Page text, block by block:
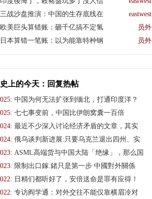
三战沙盘推演：中国的生存底线在 eastwest
欧美巨头算错账：砸千亿搞不定氢 员外
日本算错一笔账：以为能靠特种钢 员外
上的今天：回复热帖
中国为何无法扩张到缅北，打通印度洋？
七七事变前，中国比伊朗窝囊一百倍
最近不少深入讨论经济矛盾的文章，其实
俄乌谈判新进展:只要乌克兰退出四州、实
ASML高端货与中国大陆「绝缘」，那么国
限制出口鎵.鍺只是第一步 中國對外關係
日精们都听好了，安倍送命是罪有应得！
专访阎学通：对外交往不能仅靠横眉冷对